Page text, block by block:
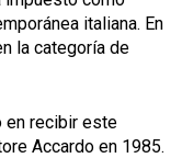
italiana. En
la categoría de
en recibir este
Accardo en 1985.